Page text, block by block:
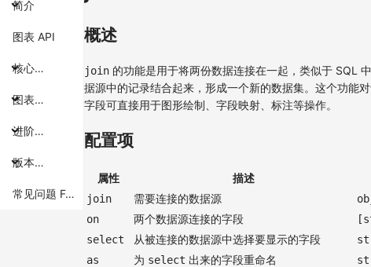
简介
图表 API
核心概念
图表组件
进阶主题
版本特性
常见问题 FAQ
概述
join 的功能是用于将两份数据连接在一起，类似于 SQL
据源中的记录结合起来，形成一个新的数据集。这个功能
字段可直接用于图形绘制、字段映射、标注等操作。
配置项
属性 描述
join 需要连接的数据源
on 两个数据源连接的字段
select 从被连接的数据源中选择要显示的字段
as 为 select 出来的字段重命名